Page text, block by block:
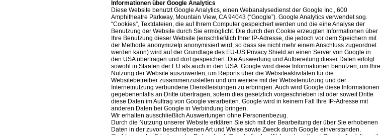
Informationen über Google Analytics
Diese Website benutzt Google Analytics, einen Webanalysedienst der Google Inc., 600
Amphitheatre Parkway, Mountain View, CA 94043 (“Google”). Google Analytics verwendet sog.
“Cookies”, Textdateien, die auf Ihrem Computer gespeichert werden und die eine Analyse der
Benutzung der Website durch Sie ermöglicht. Die durch den Cookie erzeugten Informationen über
Ihre Benutzung dieser Website (einschließlich Ihrer IP-Adresse, die jedoch vor dem Speichern mit
der Methode anonymizeIp anonymisiert wird, so dass sie nicht mehr einem Anschluss zugeordnet
werden kann) wird auf der Grundlage des EU-US Privacy Shield an einen Server von Google in
den USA übertragen und dort gespeichert. Die Auswertung und Aufbereitung dieser Daten erfolgt
sowohl in Staaten der EU als auch in den USA. Google wird diese Informationen benutzen, um Ihre
Nutzung der Website auszuwerten, um Reports über die Websiteaktivitäten für die
Websitebetreiber zusammenzustellen und um weitere mit der Websitenutzung und der
Internetnutzung verbundene Dienstleistungen zu erbringen. Auch wird Google diese Informationen
gegebenenfalls an Dritte übertragen, sofern dies gesetzlich vorgeschrieben ist oder soweit Dritte
diese Daten im Auftrag von Google verarbeiten. Google wird in keinem Fall Ihre IP-Adresse mit
anderen Daten bei Google in Verbindung bringen.
Wir erhalten ausschließlich Auswertungen ohne Personenbezug.
Durch die Nutzung unserer Website erklären Sie sich mit der Bearbeitung der über Sie erhobenen
Daten in der zuvor beschriebenen Art und Weise sowie Zweck durch Google einverstanden.